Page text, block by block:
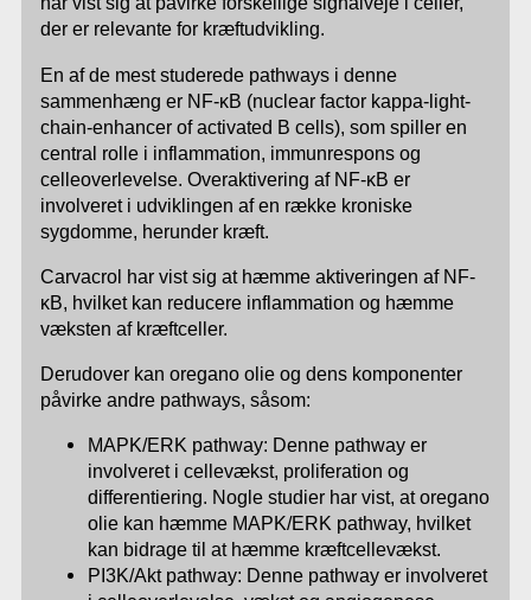
der er relevante for kræftudvikling.
En af de mest studerede pathways i denne
sammenhæng er NF-κB (nuclear factor kappa-light-
chain-enhancer of activated B cells), som spiller en
central rolle i inflammation, immunrespons og
celleoverlevelse. Overaktivering af NF-κB er
involveret i udviklingen af en række kroniske
sygdomme, herunder kræft.
Carvacrol har vist sig at hæmme aktiveringen af NF-
κB, hvilket kan reducere inflammation og hæmme
væksten af kræftceller.
Derudover kan oregano olie og dens komponenter
påvirke andre pathways, såsom:
MAPK/ERK pathway: Denne pathway er
involveret i cellevækst, proliferation og
differentiering. Nogle studier har vist, at oregano
olie kan hæmme MAPK/ERK pathway, hvilket
kan bidrage til at hæmme kræftcellevækst.
PI3K/Akt pathway: Denne pathway er involveret